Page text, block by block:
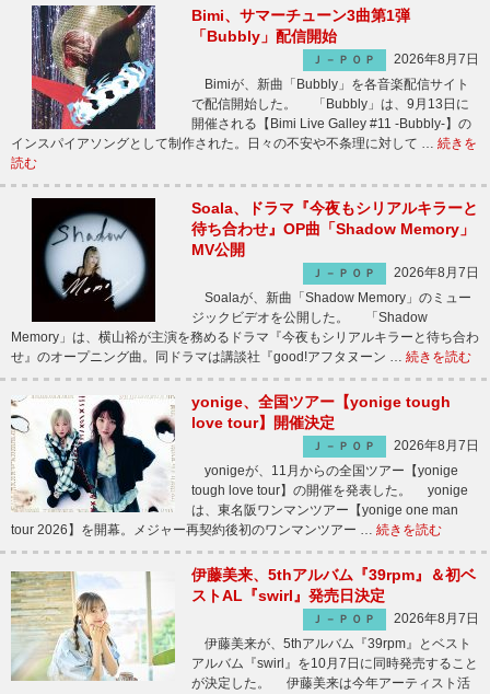
Bimi、サマーチューン3曲第1弾
「Bubbly」配信開始
Ｊ－ＰＯＰ
2026年8月7日
Bimiが、新曲「Bubbly」を各音楽配信サイト
で配信開始した。 「Bubbly」は、9月13日に
開催される【Bimi Live Galley #11 -Bubbly-】の
インスパイアソングとして制作された。日々の不安や不条理に対して … 続きを
読む
Soala、ドラマ『今夜もシリアルキラーと
待ち合わせ』OP曲「Shadow Memory」
MV公開
Ｊ－ＰＯＰ
2026年8月7日
Soalaが、新曲「Shadow Memory」のミュー
ジックビデオを公開した。 「Shadow
Memory」は、横山裕が主演を務めるドラマ『今夜もシリアルキラーと待ち合わ
せ』のオープニング曲。同ドラマは講談社『good!アフタヌーン … 続きを読む
yonige、全国ツアー【yonige tough
love tour】開催決定
Ｊ－ＰＯＰ
2026年8月7日
yonigeが、11月からの全国ツアー【yonige
tough love tour】の開催を発表した。 yonige
は、東名阪ワンマンツアー【yonige one man
tour 2026】を開幕。メジャー再契約後初のワンマンツアー … 続きを読む
伊藤美来、5thアルバム『39rpm』＆初ベ
ストAL『swirl』発売日決定
Ｊ－ＰＯＰ
2026年8月7日
伊藤美来が、5thアルバム『39rpm』とベスト
アルバム『swirl』を10月7日に同時発売すること
が決定した。 伊藤美来は今年アーティスト活